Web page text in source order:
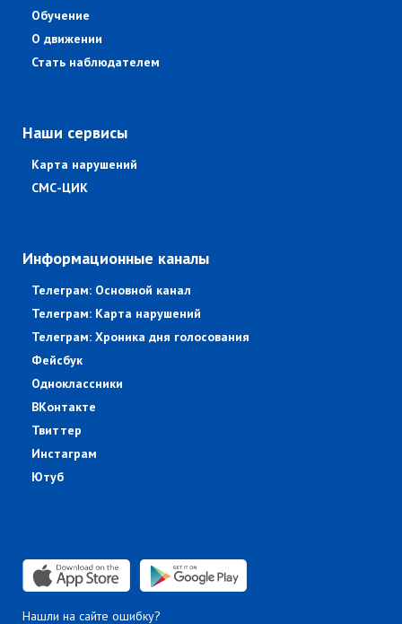
Обучение
О движении
Стать наблюдателем
Наши сервисы
Карта нарушений
СМС-ЦИК
Информационные каналы
Телеграм: Основной канал
Телеграм: Карта нарушений
Телеграм: Хроника дня голосования
Фейсбук
Одноклассники
ВКонтакте
Твиттер
Инстаграм
Ютуб
Нашли на сайте ошибку?